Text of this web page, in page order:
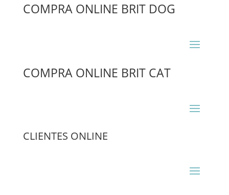
COMPRA ONLINE BRIT DOG
COMPRA ONLINE BRIT CAT
CLIENTES ONLINE